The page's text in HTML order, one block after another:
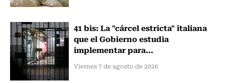
41 bis: La "cárcel estricta" italiana
que el Gobierno estudia
implementar para...
Viernes 7 de agosto de 2026